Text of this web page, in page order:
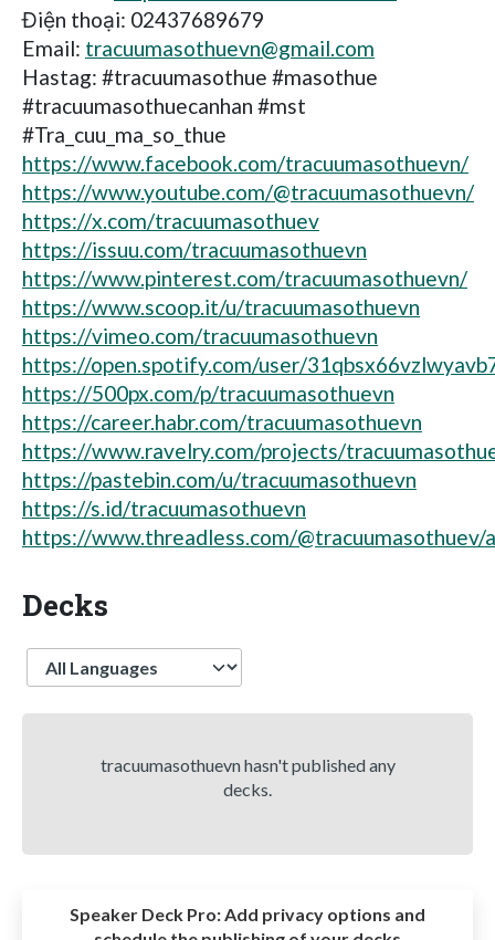
Điện thoại: 02437689679
Email: tracuumasothuevn@gmail.com
Hastag: #tracuumasothue #masothue
#tracuumasothuecanhan #mst
#Tra_cuu_ma_so_thue
https://www.facebook.com/tracuumasothuevn/
https://www.youtube.com/@tracuumasothuevn/
https://x.com/tracuumasothuev
https://issuu.com/tracuumasothuevn
https://www.pinterest.com/tracuumasothuevn/
https://www.scoop.it/u/tracuumasothuevn
https://vimeo.com/tracuumasothuevn
https://open.spotify.com/user/
https://500px.com/p/tracuumasothuevn
https://career.habr.com/tracuumasothuevn
https://www.ravelry.com/projects/
https://pastebin.com/u/tracuumasothuevn
https://s.id/tracuumasothuevn
https://www.threadless.com/
Decks
Language
tracuumasothuevn hasn't published any
decks.
Speaker Deck Pro:Add privacy options and